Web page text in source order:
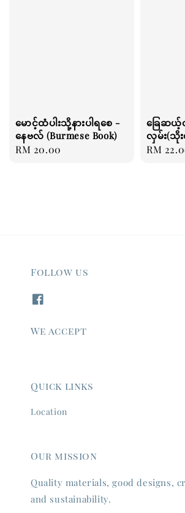
မောင့်ထံပါးသို့နားပါရစေ -
နေဗလ် (Burmese Book)
Regular
RM 20.00
ခြေဆ
လှမ်း(သိုး
Regular
RM
Follow us
We accept
Quick links
Location
Our mission
Quality materials, good designs,
and sustainability.